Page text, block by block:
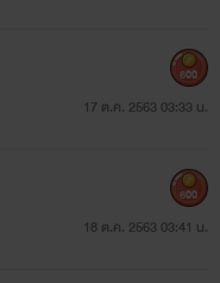
17 ต.ค. 2563 03:33 น.
600
18 ต.ค. 2563 03:41 น.
600